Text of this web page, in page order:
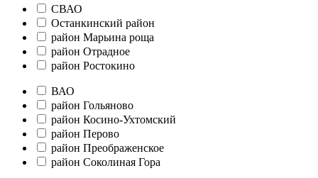
СВАО
Останкинский район
район Марьина роща
район Отрадное
район Ростокино
ВАО
район Гольяново
район Косино-Ухтомский
район Перово
район Преображенское
район Соколиная Гора